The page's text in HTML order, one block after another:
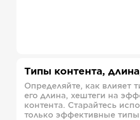
Типы контента,
Определяйте, как влияет
его длина, хештеги на
контента. Старайтесь
только эффективные типы